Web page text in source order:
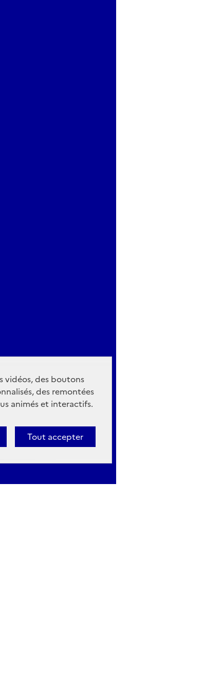
vidéos, des boutons
des remontées
animés et interactifs.
Tout accepter